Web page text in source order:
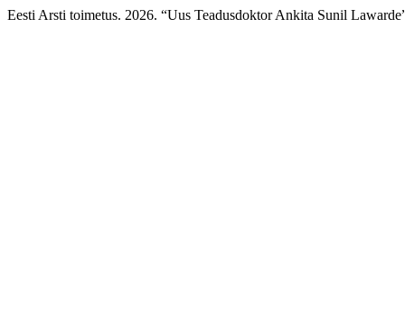
Eesti Arsti toimetus. 2026. “Uus Teadusdoktor Ankita Sunil